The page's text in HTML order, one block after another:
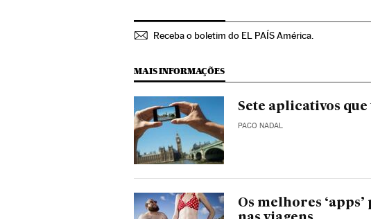
Receba o boletim do EL PAÍS América.
MAIS INFORMAÇÕES
Sete aplicativos
PACO NADAL
Os melhores